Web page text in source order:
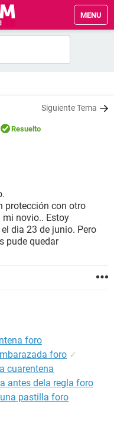
MENU
Siguiente Tema
Resuelto
protección con otro
mi novio.. Estoy
dia 23 de junio. Pero
pude quedar
foro
foro ✓
cuarentena
antes dela regla foro
pastilla foro